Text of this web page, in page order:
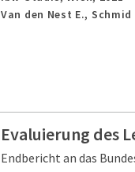
Van den Nest E., Schmid
Evaluierung des
Endbericht an das